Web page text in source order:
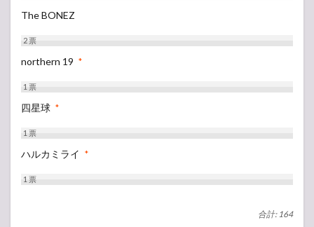
The BONEZ
2票
northern 19 *
1票
四星球 *
1票
ハルカミライ *
1票
合計: 164